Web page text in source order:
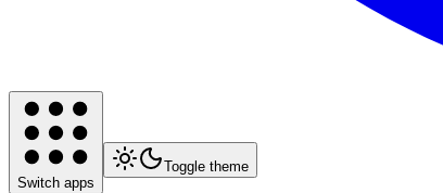
Switch apps
Toggle theme